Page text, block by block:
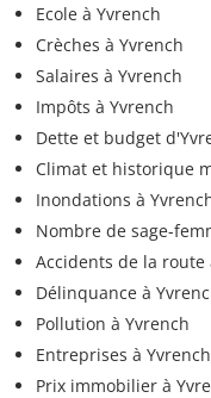
Ecole à Yvrench
Crèches à Yvrench
Salaires à Yvrench
Impôts à Yvrench
Dette et budget
Climat et historique
Inondations à
Nombre de sage-
Accidents de la route
Délinquance à
Pollution à Yvrench
Entreprises à Yvrench
Prix immobilier à